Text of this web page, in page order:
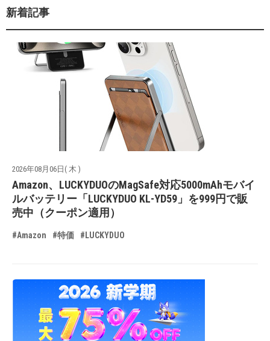
新着記事
2026年08月06日( 木 )
Amazon、LUCKYDUOのMagSafe対応5000mAhモバイ
ルバッテリー「LUCKYDUO KL-YD59」を999円で販
売中（クーポン適用）
#Amazon #特価 #LUCKYDUO